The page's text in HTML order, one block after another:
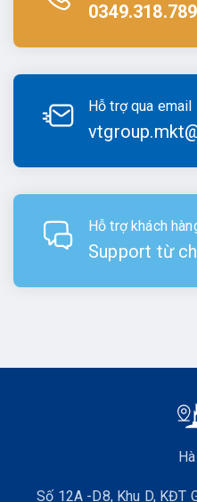
0349.318.789
Hỗ trợ qua email
Hỗ trợ khách
Support từ
Số 12A -D8, Khu D, KĐT